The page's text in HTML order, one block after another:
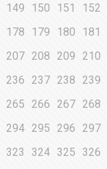
149 150 151 152
178 179 180 181
207 208 209 210
236 237 238 239
265 266 267 268
294 295 296 297
323 324 325 326